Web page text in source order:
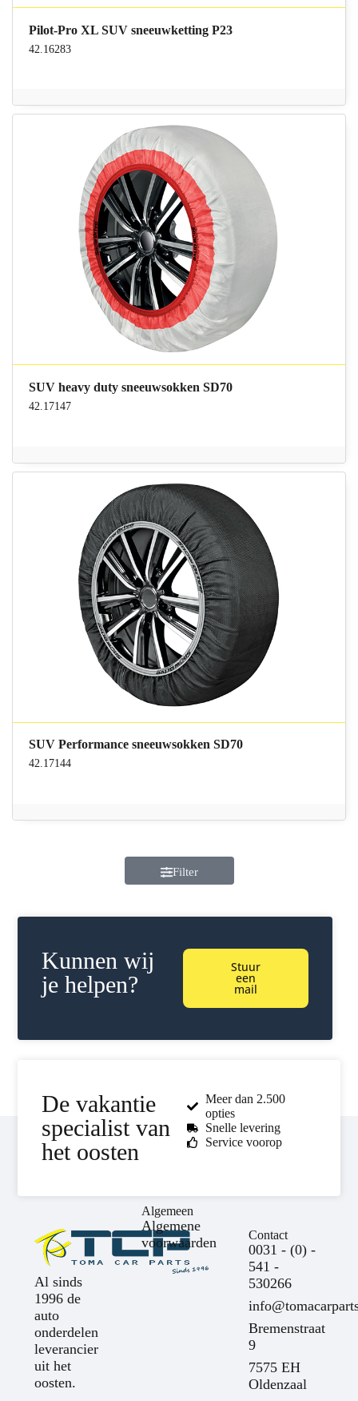
Pilot-Pro XL SUV sneeuwketting P23
42.16283
SUV heavy duty sneeuwsokken SD70
42.17147
SUV Performance sneeuwsokken SD70
42.17144
Filter
Kunnen wij
je helpen?
Stuur
een
mail
De vakantie
specialist van
het oosten
Meer dan 2.500
opties
Snelle levering
Service voorop
Al sinds
1996 de
auto
onderdelen
leverancier
uit het
oosten.
Algemeen
Algemene
voorwaarden
Contact
0031 - (0) -
541 -
530266
Bremenstraat
9
7575 EH
Oldenzaal